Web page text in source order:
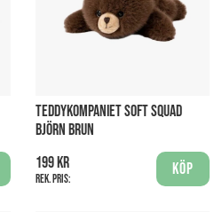
TEDDYKOMPANIET SOFT SQUAD
BJÖRN BRUN
199 kr
Rek. pris:
Köp